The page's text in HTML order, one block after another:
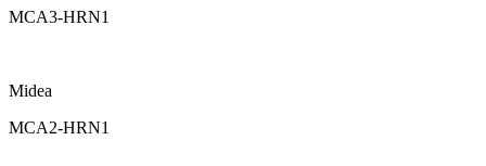
MCA3-HRN1
Midea
MCA2-HRN1